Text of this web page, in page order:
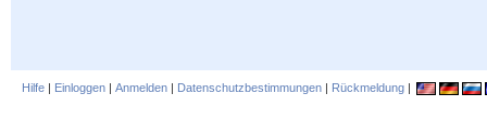
Hilfe | Einloggen | Anmelden | Datenschutzbestimmungen | Rückmeldung |